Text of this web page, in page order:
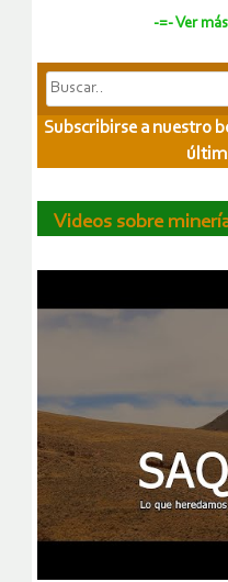
-=- Ver
Subscribirse a nuestro
Videos sobre